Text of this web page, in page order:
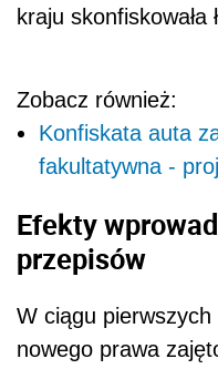
kraju skonfiskowała
Zobacz również:
Konfiskata auta
fakultatywna -
Efekty
przepisów
W ciągu
nowego prawa